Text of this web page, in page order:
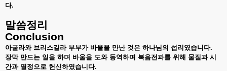
다.
말씀정리
Conclusion
아굴라와 브리스길라 부부가 바울을 만난 것은 하나님의 섭리였습니다.
장막 만드는 일을 하며 바울을 도와 동역하며 복음전파를 위해 물질과 시
간과 열정으로 헌신하였습니다.